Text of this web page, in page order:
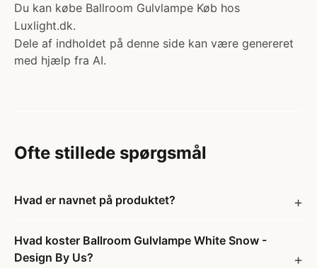
Du kan købe Ballroom Gulvlampe Køb hos
Luxlight.dk.
Dele af indholdet på denne side kan være genereret
med hjælp fra AI.
Ofte stillede spørgsmål
Hvad er navnet på produktet?
Hvad koster Ballroom Gulvlampe White Snow -
Design By Us?